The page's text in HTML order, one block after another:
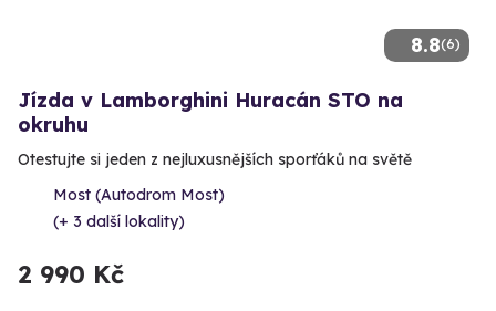
8.8(6)
Jízda v Lamborghini Huracán STO na
okruhu
Otestujte si jeden z nejluxusnějších sporťáků na světě
Most (Autodrom Most)
(+ 3 další lokality)
2 990 Kč